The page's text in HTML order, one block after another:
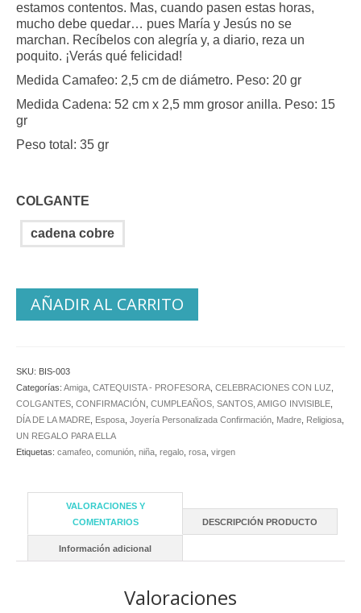
estamos contentos. Mas, cuando pasen estas horas,
mucho debe quedar… pues María y Jesús no se
marchan. Recíbelos con alegría y, a diario, reza un
poquito. ¡Verás qué felicidad!
Medida Camafeo: 2,5 cm de diámetro. Peso: 20 gr
Medida Cadena: 52 cm x 2,5 mm grosor anilla. Peso: 15
gr
Peso total: 35 gr
COLGANTE
cadena cobre
AÑADIR AL CARRITO
SKU: BIS-003
Categorías: Amiga CATEQUISTA - PROFESORA CELEBRACIONES CON LUZ
COLGANTES CONFIRMACIÓN CUMPLEAÑOS, SANTOS, AMIGO INVISIBLE
DÍA DE LA MADRE Esposa Joyería Personalizada Confirmación Madre Religiosa
UN REGALO PARA ELLA
Etiquetas: camafeo comunión niña regalo rosa virgen
VALORACIONES Y
COMENTARIOS
DESCRIPCIÓN PRODUCTO
Información adicional
Valoraciones